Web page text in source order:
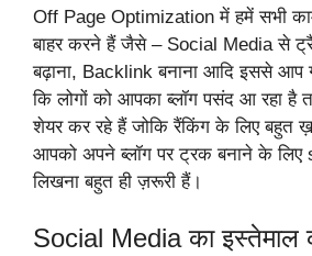
Off Page Optimization में हमें सभी
बाहर करने हैं जैसे – Social Media से
बढ़ाना, Backlink बनाना आदि इससे आप
कि लोगों को आपका ब्लॉग पसंद आ रहा है
शेयर कर रहे हैं जोकि रैंकिंग के लिए बहुत
आपको अपने ब्लॉग पर ट्रक बनाने के
लिखना बहुत ही ज़रूरी हैं।
Social Media का इस्तेमाल